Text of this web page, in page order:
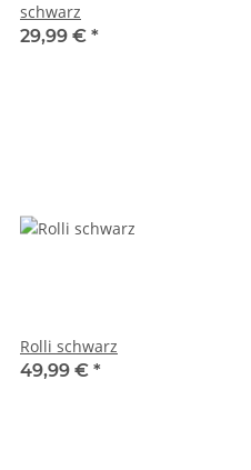
schwarz
29,99 € *
Rolli schwarz
49,99 € *